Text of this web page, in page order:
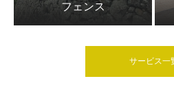
フェンス
サービス一